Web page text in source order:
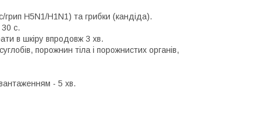
грип H5N1/H1N1) та грибки (кандіда).
30 с.
в шкіру впродовж 3 хв.
порожнин тіла і порожнистих органів,
- 5 хв.